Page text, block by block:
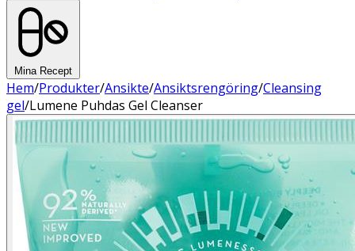
Mina Recept
Hem/Produkter/Ansikte/Ansiktsrengöring/Cleansing
gel/Lumene Puhdas Gel Cleanser